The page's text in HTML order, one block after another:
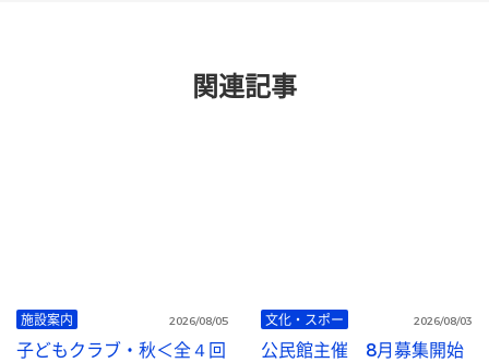
関連記事
施設案内 2026/08/05
子どもクラブ・秋＜全４回
文化・スポー 2026/08/03
公民館主催 8月募集開始